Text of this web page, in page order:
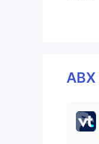
ABX